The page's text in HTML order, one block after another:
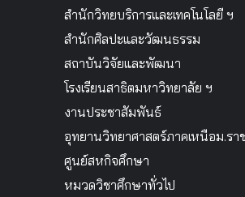
สำนักวิทยบริการและเทคโนโลยี ฯ
สำนักศิลปะและวัฒนธรรม
สถาบันวิจัยและพัฒนา
โรงเรียนสาธิตมหาวิทยาลัย ฯ
งานประชาสัมพันธ์
อุทยานวิทยาศาสตร์ภาคเหนือม.รา
ศูนย์สหกิจศึกษา
หมวดวิชาศึกษาทั่วไป